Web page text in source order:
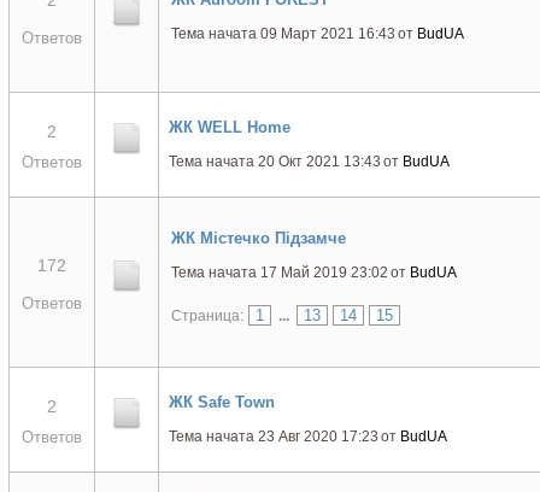
Ответов Тема начата 09 Март 2021 16:43 от BudUA
2
Ответов
ЖК WELL Home
Тема начата 20 Окт 2021 13:43 от BudUA
172
Ответов
ЖК Містечко Підзамче
Тема начата 17 Май 2019 23:02 от BudUA
Страница: 1 ... 13 14 15
2
Ответов
ЖК Safe Town
Тема начата 23 Авг 2020 17:23 от BudUA